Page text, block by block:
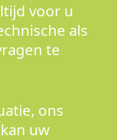
voor u
als
te
ons
uw